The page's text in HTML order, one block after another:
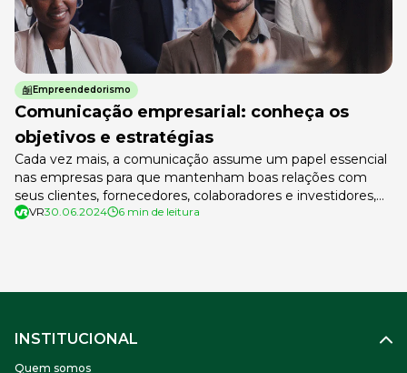
Empreendedorismo
Comunicação empresarial: conheça os
objetivos e estratégias
Cada vez mais, a comunicação assume um papel essencial
nas empresas para que mantenham boas relações com
seus clientes, fornecedores, colaboradores e investidores,
além do público em geral. O objetivo da comunicação é
VR30.06.2024 6 min de leitura
INSTITUCIONAL
Quem somos